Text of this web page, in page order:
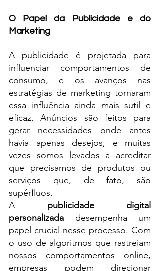
O Papel da Publicidade e do
Marketing
A publicidade é projetada para
influenciar comportamentos de
consumo, e os avanços nas
estratégias de marketing tornaram
essa influência ainda mais sutil e
eficaz. Anúncios são feitos para
gerar necessidades onde antes
havia apenas desejos, e muitas
vezes somos levados a acreditar
que precisamos de produtos ou
serviços que, de fato, são
supérfluos.
A publicidade digital
personalizada desempenha um
papel crucial nesse processo. Com
o uso de algoritmos que rastreiam
nossos comportamentos online,
empresas podem direcionar